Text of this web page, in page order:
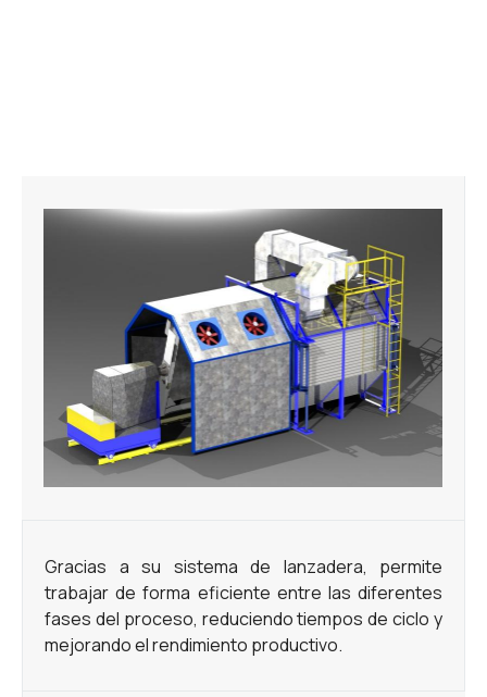
Gracias a su sistema de lanzadera, permite
trabajar de forma eficiente entre las diferentes
fases del proceso, reduciendo tiempos de ciclo y
mejorando el rendimiento productivo.